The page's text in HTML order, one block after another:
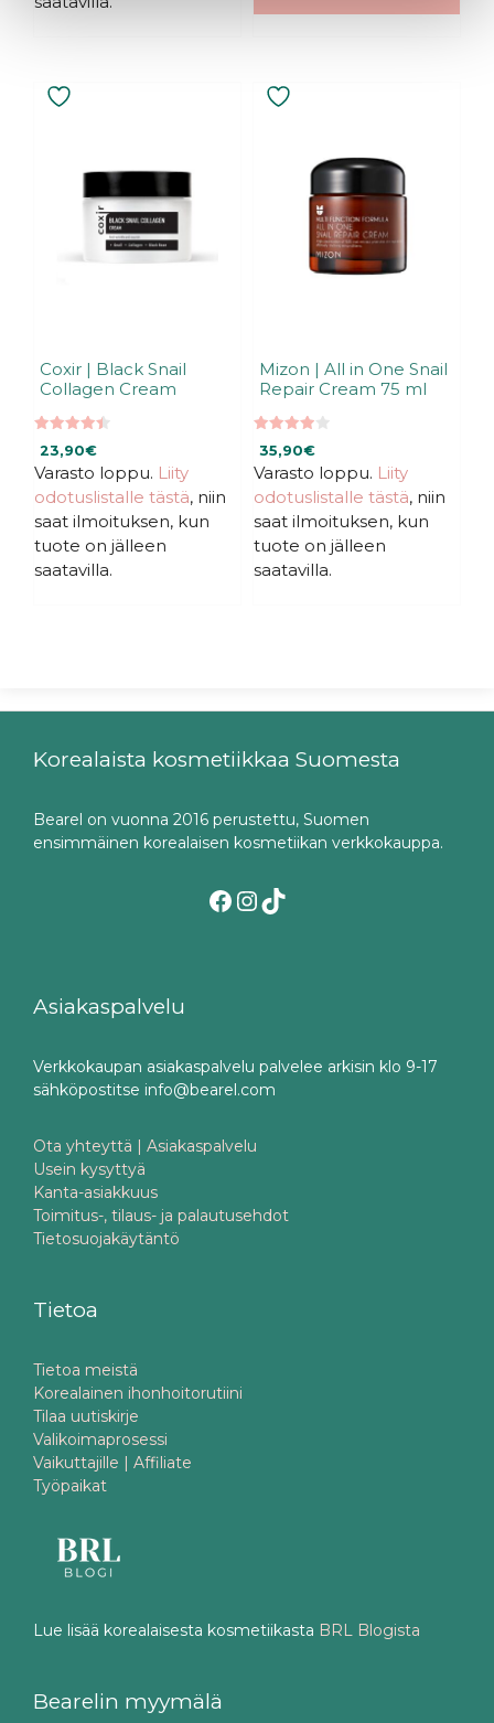
Coxir | Black Snail
Collagen Cream
4.50
5:stä
23,90€
Varasto loppu. Liity
odotuslistalle tästä, niin
saat ilmoituksen, kun
tuote on jälleen
saatavilla.
Mizon | All in One Snail
Repair Cream 75 ml
3.94
5:stä
35,90€
Varasto loppu. Liity
odotuslistalle tästä, niin
saat ilmoituksen, kun
tuote on jälleen
saatavilla.
Korealaista kosmetiikkaa Suomesta
Bearel on vuonna 2016 perustettu, Suomen
ensimmäinen korealaisen kosmetiikan verkkokauppa.
Facebook
Instagram
TikTok
Asiakaspalvelu
Verkkokaupan asiakaspalvelu palvelee arkisin klo 9-17
sähköpostitse info@bearel.com
Ota yhteyttä | Asiakaspalvelu
Usein kysyttyä
Kanta-asiakkuus
Toimitus-, tilaus- ja palautusehdot
Tietosuojakäytäntö
Tietoa
Tietoa meistä
Korealainen ihonhoitorutiini
Tilaa uutiskirje
Valikoimaprosessi
Vaikuttajille | Affiliate
Työpaikat
Lue lisää korealaisesta kosmetiikasta BRL Blogista
Bearelin myymälä